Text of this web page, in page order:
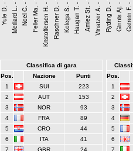
Classifica di gara
Pos.
Nazione
Punti
1
SUI
223
2
AUT
153
3
NOR
93
4
FRA
89
5
CRO
44
6
ITA
41
7
GBR
24
Pos.
1
2
3
4
5
6
7